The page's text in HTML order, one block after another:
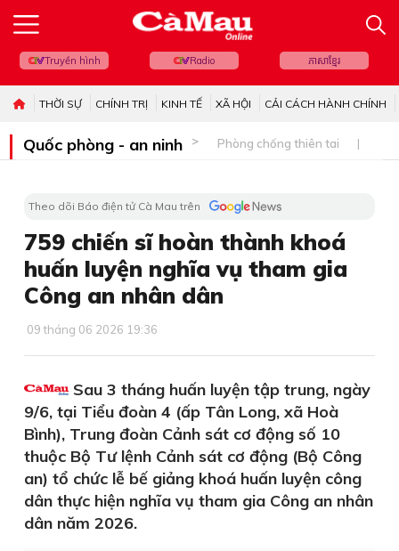
Truyền hình Radio ភាសាខ្មែរ
THỜI SỰ CHÍNH TRỊ KINH TẾ XÃ HỘI CẢI CÁCH HÀNH CHÍNH
Quốc phòng - an ninh Phòng chống thiên tai
Theo dõi Báo điện tử Cà Mau trên
759 chiến sĩ hoàn thành khoá
huấn luyện nghĩa vụ tham gia
Công an nhân dân
09 tháng 06 2026 19:36
Sau 3 tháng huấn luyện tập trung, ngày
9/6, tại Tiểu đoàn 4 (ấp Tân Long, xã Hoà
Bình), Trung đoàn Cảnh sát cơ động số 10
thuộc Bộ Tư lệnh Cảnh sát cơ động (Bộ Công
an) tổ chức lễ bế giảng khoá huấn luyện công
dân thực hiện nghĩa vụ tham gia Công an nhân
dân năm 2026.